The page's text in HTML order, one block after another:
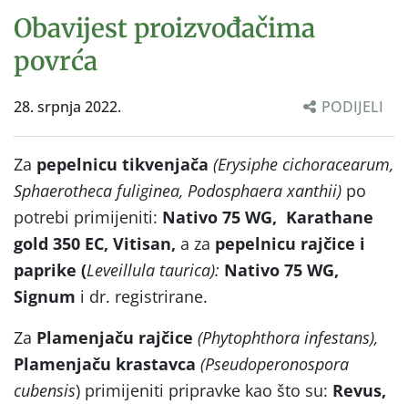
Obavijest proizvođačima
povrća
28. srpnja 2022. PODIJELI
Za pepelnicu tikvenjača (Erysiphe cichoracearum,
Sphaerotheca fuliginea, Podosphaera xanthii) po
potrebi primijeniti: Nativo 75 WG, Karathane
gold 350 EC, Vitisan, a za pepelnicu rajčice i
paprike (Leveillula taurica): Nativo 75 WG,
Signum i dr. registrirane.
Za Plamenjaču rajčice (Phytophthora infestans),
Plamenjaču krastavca (Pseudoperonospora
cubensis) primijeniti pripravke kao što su: Revus,